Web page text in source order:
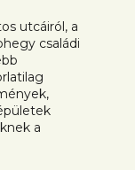
utcáiról, a
családi
a